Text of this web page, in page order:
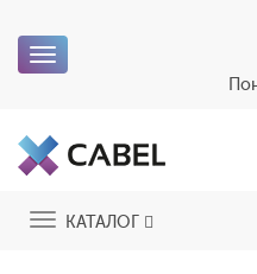
Toggle
ToggleКАТАЛОГ